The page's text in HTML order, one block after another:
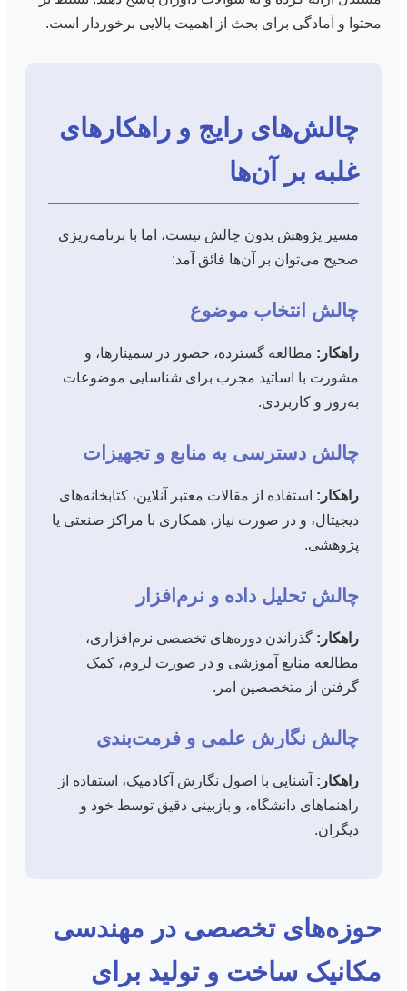
محتوا و آمادگی برای بحث از اهمیت بالایی برخوردار است.
چالش‌های رایج و راهکارهای
غلبه بر آن‌ها
مسیر پژوهش بدون چالش نیست، اما با برنامه‌ریزی
صحیح می‌توان بر آن‌ها فائق آمد:
چالش انتخاب موضوع
راهکار: مطالعه گسترده، حضور در سمینارها، و
مشورت با اساتید مجرب برای شناسایی موضوعات
به‌روز و کاربردی.
چالش دسترسی به منابع و تجهیزات
راهکار: استفاده از مقالات معتبر آنلاین، کتابخانه‌های
دیجیتال، و در صورت نیاز، همکاری با مراکز صنعتی یا
پژوهشی.
چالش تحلیل داده و نرم‌افزار
راهکار: گذراندن دوره‌های تخصصی نرم‌افزاری،
مطالعه منابع آموزشی و در صورت لزوم، کمک
گرفتن از متخصصین امر.
چالش نگارش علمی و فرمت‌بندی
راهکار: آشنایی با اصول نگارش آکادمیک، استفاده از
راهنماهای دانشگاه، و بازبینی دقیق توسط خود و
دیگران.
حوزه‌های تخصصی در مهندسی
مکانیک ساخت و تولید برای